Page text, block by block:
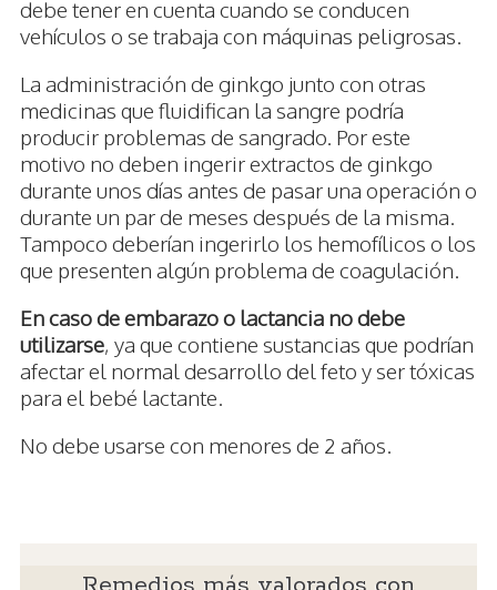
debe tener en cuenta cuando se conducen
vehículos o se trabaja con máquinas peligrosas.
La administración de ginkgo junto con otras
medicinas que fluidifican la sangre podría
producir problemas de sangrado. Por este
motivo no deben ingerir extractos de ginkgo
durante unos días antes de pasar una operación o
durante un par de meses después de la misma.
Tampoco deberían ingerirlo los hemofílicos o los
que presenten algún problema de coagulación.
En caso de embarazo o lactancia no debe
utilizarse, ya que contiene sustancias que podrían
afectar el normal desarrollo del feto y ser tóxicas
para el bebé lactante.
No debe usarse con menores de 2 años.